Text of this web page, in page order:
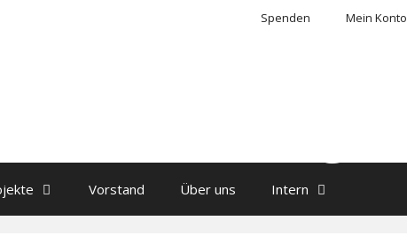
Spenden Mein Konto
Vorstand Über uns Intern